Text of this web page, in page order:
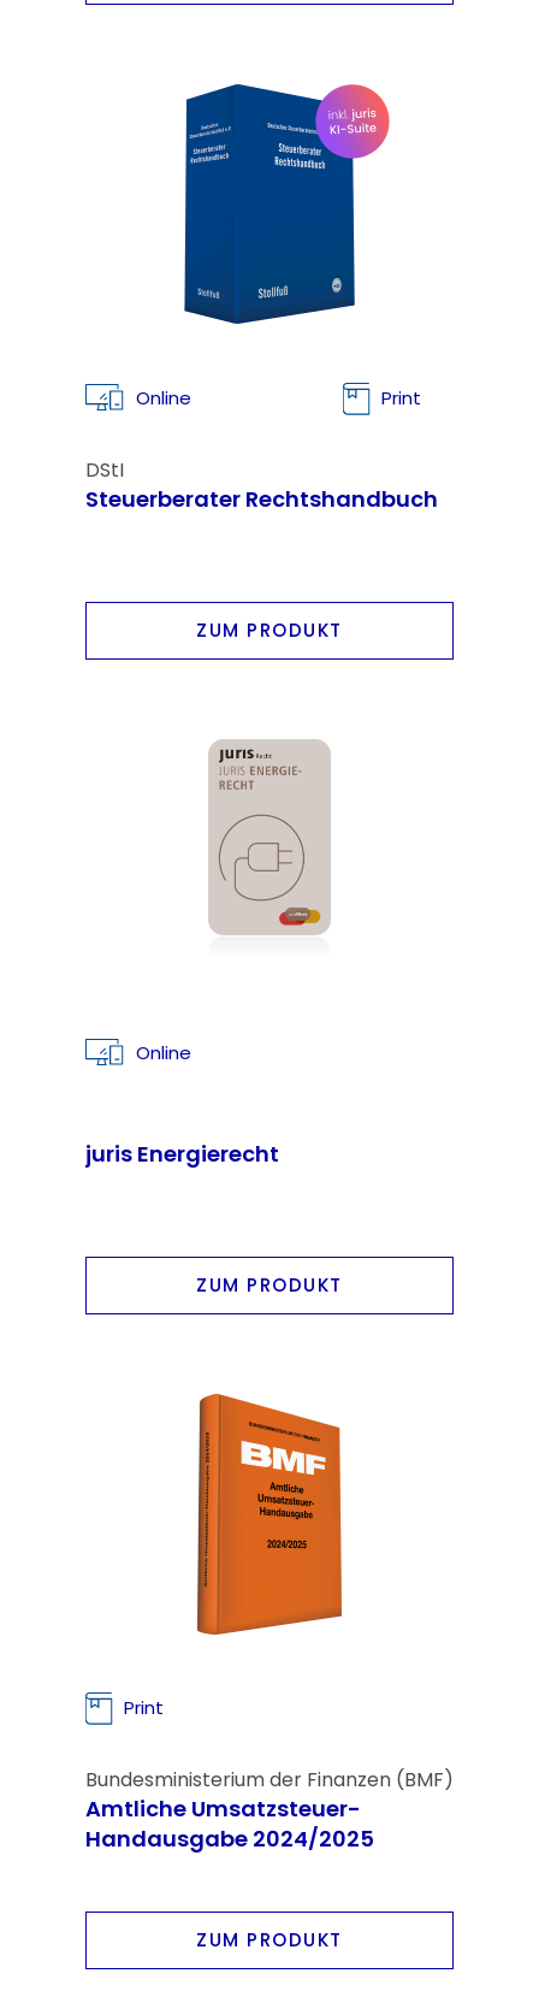
Online Print
DStI
Steuerberater Rechtshandbuch
ZUM PRODUKT
Online
juris Energierecht
ZUM PRODUKT
Print
Bundesministerium der Finanzen (BMF)
Amtliche Umsatzsteuer-
Handausgabe 2024/2025
ZUM PRODUKT